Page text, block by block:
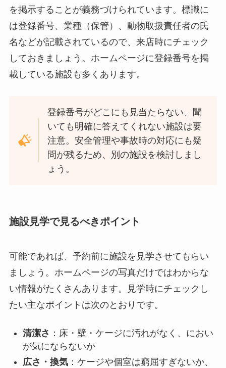
を掲示することが義務づけられています。標識に
は登録番号、業種（保管）、動物取扱責任者の氏
名などが記載されているので、来店時にチェック
しておきましょう。ホームページに登録番号を掲
載している施設も多くあります。
登録番号がどこにも見当たらない、聞
いても明確に答えてくれない施設は要
注意。安全管理や事故時の対応にも疑
問が残るため、別の施設を検討しまし
ょう。
施設見学で見るべきポイント
可能であれば、予約前に施設を見学させてもらい
ましょう。ホームページの写真だけではわからな
い情報がたくさんあります。見学時にチェックし
たい主なポイントは次のとおりです。
清潔さ ：床・壁・ケージに汚れがなく、におい
が気にならないか
広さ・換気：ケージや個室は窮屈すぎないか、